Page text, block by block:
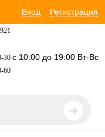
Вход Регистрация
921
30 с 10:00 до 19:00 Вт-Вс
60